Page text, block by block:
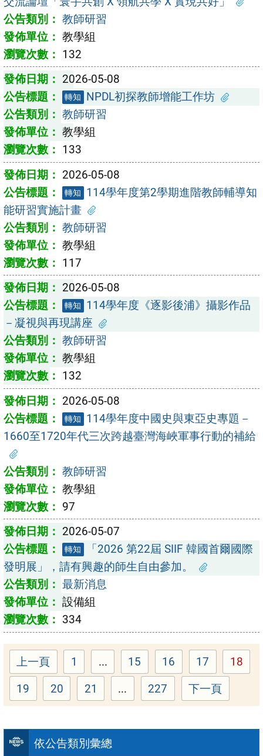
依公告類別彙總
教師研習
教學組
132
2026-05-08
轉知
NPDL初探教師增能工作坊
教師研習
教學組
133
2026-05-08
轉知
114學年度第2學期進階教師輔導知
能研習實施計畫
教師研習
教學組
117
2026-05-08
轉知
114學年度《逐影後浦》攝影作品
－凝視與再現講座
教師研習
教學組
132
2026-05-08
轉知
114學年度中國史與東亞史專題－
1660至1720年代三次跨越臺灣海峽軍事行動的補給
教師研習
教學組
97
2026-05-07
轉知
「2026 第22屆 SIIF 韓國首爾國際
發明展」，請有興趣的師生自由參加。
最新消息
設備組
334
上一頁 Page
1 ... Page
15 Page
16 Page
17 Page
18
Page
19 Page
20 Page
21 ... Page
227 下一頁